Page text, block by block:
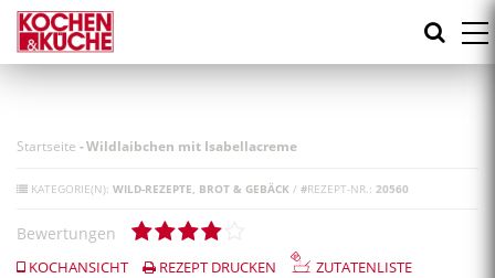
Direkt
zum
Inhalt
Startseite -Wildlaibchen mit Isabellacreme
KATEGORIE(N): WILD-REZEPTE BROT & GEBÄCK / #REZEPT-NR.: 20560
Bewertungen
KOCHANSICHT REZEPT DRUCKEN
ZUTATENLISTE